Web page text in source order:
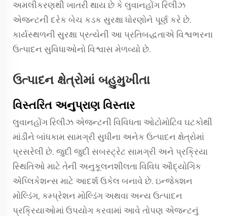
અમલીકરણથી ખાતરી થાય છે કે લુવાનહોંગ રિલીઝ
એજન્ટની દરેક બેચ કડક સુરક્ષા ધોરણોને પૂર્ણ કરે છે.
કાર્યસ્થળની સુરક્ષા પ્રત્યેની આ પ્રતિબદ્ધતાએ વિશ્વભરના
ઉત્પાદન સુવિધાઓનો વિશ્વાસ મેળવ્યો છે.
ઉત્પાદન ક્ષેત્રોમાં બહુમુખીતા
વિસ્તરિત અનુપ્રાણ વિસ્તાર
લુવાનહોંગ રિલીઝ એજન્ટની વિવિધતા ઓટોમોટિવ ઘટકોથી
માંડીને બાંધકામ સામગ્રી સુધીના અનેક ઉત્પાદન ક્ષેત્રોમાં
પ્રસરેલી છે. જુદી જુદી સબસ્ટ્રેટ સામગ્રી અને પ્રક્રિયા
સ્થિતિઓ માટે તેની અનુકૂલનશીલતા વિવિધ ઔદ્યોગિક
એપ્લિકેશન્સ માટે આદર્શ ઉકેલ બનાવે છે. ઇન્જેક્શન
મોલ્ડિંગ, કમ્પ્રેશન મોલ્ડિંગ અથવા અન્ય ઉત્પાદન
પ્રક્રિયાઓમાં ઉપયોગ કરવામાં આવે તોપણ એજન્ટનું